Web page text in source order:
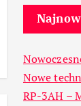
Nowe
RP-3AH –